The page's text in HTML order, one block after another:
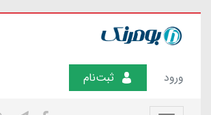
ورود ثبت‌نام